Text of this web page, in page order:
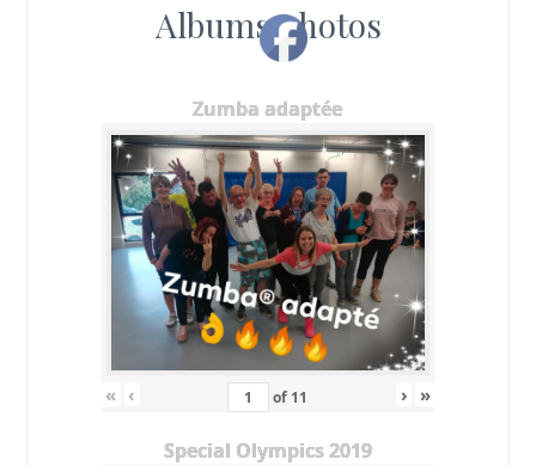
Albums photos
Zumba adaptée
« ‹ of 11 › »
Special Olympics 2019